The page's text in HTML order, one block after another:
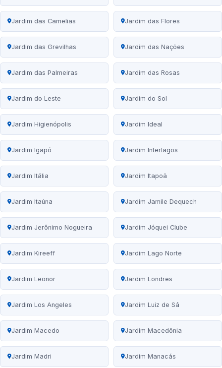
Jardim das Camelias Jardim das Flores
Jardim das Grevilhas Jardim das Nações
Jardim das Palmeiras Jardim das Rosas
Jardim do Leste Jardim do Sol
Jardim Higienópolis Jardim Ideal
Jardim Igapó Jardim Interlagos
Jardim Itália Jardim Itapoã
Jardim Itaúna Jardim Jamile Dequech
Jardim Jerônimo Nogueira Jardim Jóquei Clube
Jardim Kireeff Jardim Lago Norte
Jardim Leonor Jardim Londres
Jardim Los Angeles Jardim Luiz de Sá
Jardim Macedo Jardim Macedônia
Jardim Madri Jardim Manacás